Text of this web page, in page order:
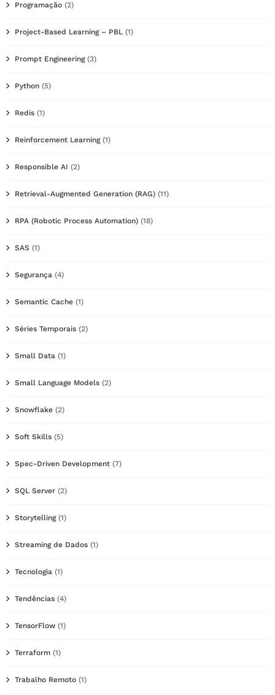
Programação (2)
Project-Based Learning – PBL (1)
Prompt Engineering(3)
Python (5)
Redis (1)
Reinforcement Learning(1)
Responsible AI (2)
Retrieval-Augmented Generation (RAG) (11)
RPA (Robotic Process Automation) (18)
SAS (1)
Segurança (4)
Semantic Cache (1)
Séries Temporais (2)
Small Data (1)
Small Language Models (2)
Snowflake (2)
Soft Skills (5)
Spec-Driven Development (7)
SQL Server (2)
Storytelling(1)
Streaming de Dados (1)
Tecnologia (1)
Tendências (4)
TensorFlow (1)
Terraform (1)
Trabalho Remoto (1)